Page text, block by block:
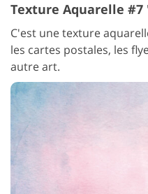
Texture Aquarelle
C'est une texture
les cartes postales, les
autre art.